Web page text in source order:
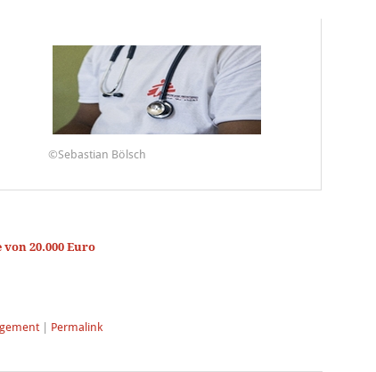
©Sebastian Bölsch
20.000 Euro
| Permalink